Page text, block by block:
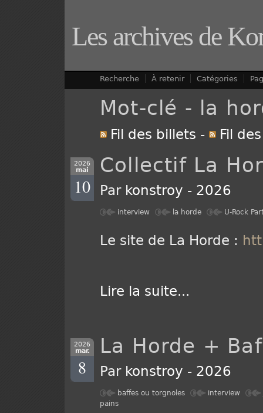
Les archives de
Recherche À retenir Catégories
Mot-clé - la
Fil des billets - Fil
2026
mai
10
Collectif La
Par konstroy - 2026
interview la horde U-Rock
Le site de La Horde :
Lire la suite...
2026
mar.
8
La Horde +
Par konstroy - 2026
baffes ou torgnoles
interview
pains